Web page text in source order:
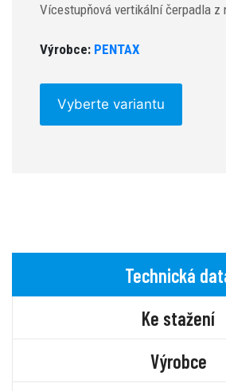
Vícestupňová vertikální čerpadla z
Výrobce: PENTAX
Vyberte variantu
Technická
Ke stažení
Výrobce